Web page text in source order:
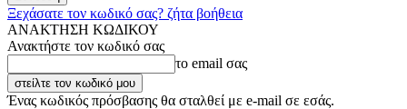
Ξεχάσατε τον κωδικό σας? ζήτα βοήθεια
ΑΝΑΚΤΗΣΗ ΚΩΔΙΚΟΥ
Ανακτήστε τον κωδικό σας
το email σας
Ένας κωδικός πρόσβασης θα σταλθεί με e-mail σε εσάς.